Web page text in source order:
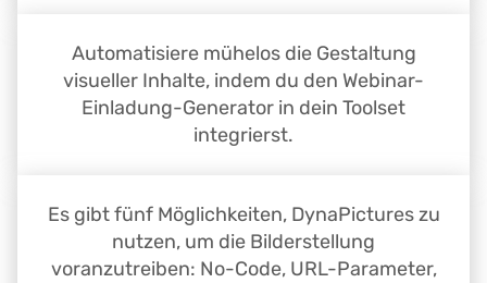
Automatisiere mühelos die Gestaltung
visueller Inhalte, indem du den Webinar-
Einladung-Generator in dein Toolset
integrierst.
Es gibt fünf Möglichkeiten, DynaPictures zu
nutzen, um die Bilderstellung
voranzutreiben: No-Code, URL-Parameter,